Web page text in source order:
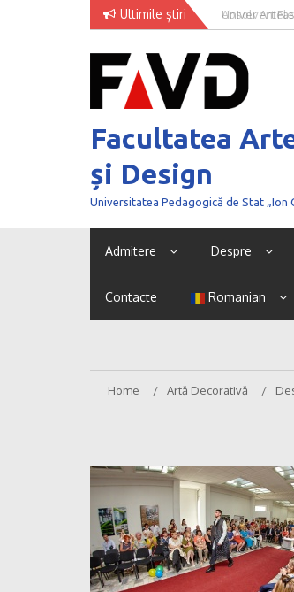
Ultimile știri
Univer Art
curaj de a fi
Facultatea
și Design
Universitatea Pedagogică de Stat „Ion
Admitere Despre
Contacte Romanian
Home Artă Decorativă